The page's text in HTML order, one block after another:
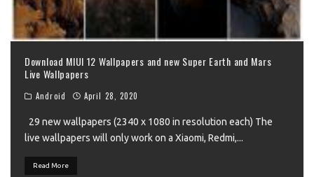
Download MIUI 12 Wallpapers and new Super Earth and Mars
Live Wallpapers
Android April 28, 2020
29 new wallpapers (2340 x 1080 in resolution each) The
live wallpapers will only work on a Xiaomi, Redmi,...
Read More